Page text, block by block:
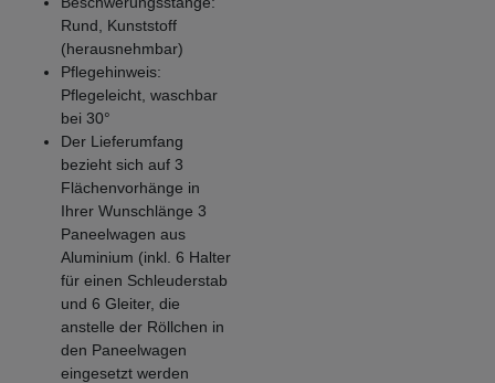
Rund, Kunststoff
(herausnehmbar)
Pflegehinweis:
Pflegeleicht, waschbar
bei 30°
Der Lieferumfang
bezieht sich auf 3
Flächenvorhänge in
Ihrer Wunschlänge 3
Paneelwagen aus
Aluminium (inkl. 6 Halter
für einen Schleuderstab
und 6 Gleiter, die
anstelle der Röllchen in
den Paneelwagen
eingesetzt werden